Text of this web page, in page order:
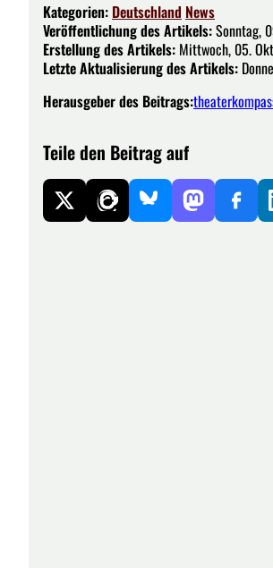
Kategorien: Deutschland News
Veröffentlichung des Artikels:Sonntag,
Erstellung des Artikels: Mittwoch, 05.
Letzte Aktualisierung des Artikels:
Herausgeber des Beitrags:
Teile den Beitrag auf